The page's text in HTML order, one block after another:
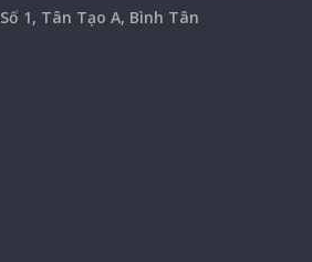
1, Tân Tạo A, Bình Tân